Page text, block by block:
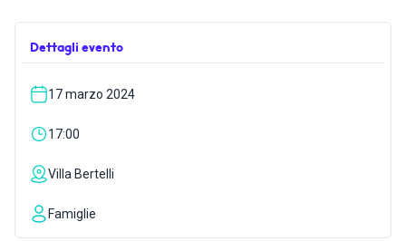
OSPITALITÀ
VILLA BERTELLI
Dettagli evento
17 marzo 2024
17:00
Villa Bertelli
Famiglie